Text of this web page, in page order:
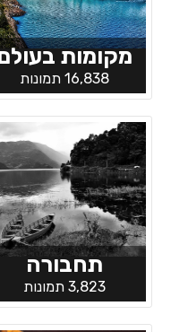
מקומות
16,838 תמונות
תחבורה
3,823 תמונות